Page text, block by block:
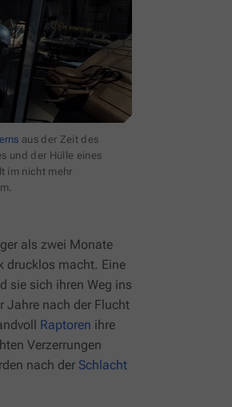
aus der Zeit des
und der Hülle eines
im nicht mehr
als zwei Monate
drucklos macht. Eine
sie sich ihren Weg ins
Jahre nach der Flucht
Raptoren ihre
Verzerrungen
nach der Schlacht